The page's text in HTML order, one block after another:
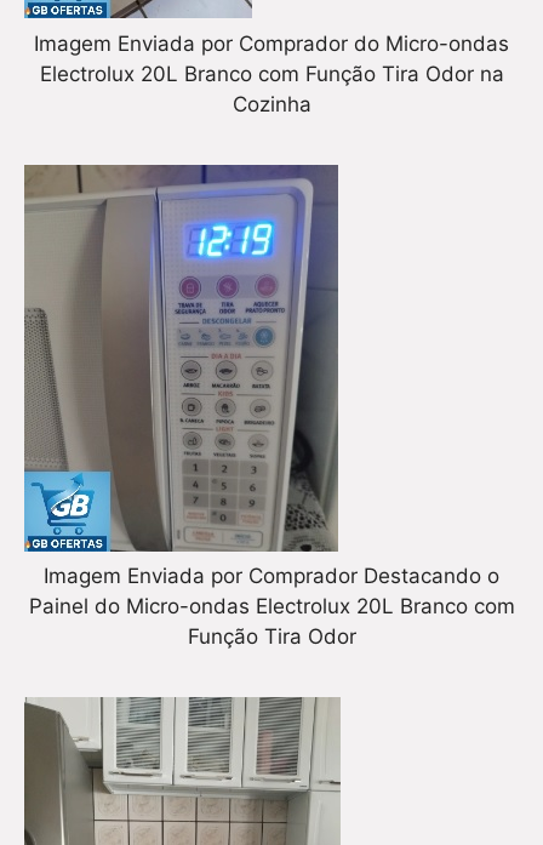
Imagem Enviada por Comprador do Micro-ondas
Electrolux 20L Branco com Função Tira Odor na
Cozinha
Imagem Enviada por Comprador Destacando o
Painel do Micro-ondas Electrolux 20L Branco com
Função Tira Odor